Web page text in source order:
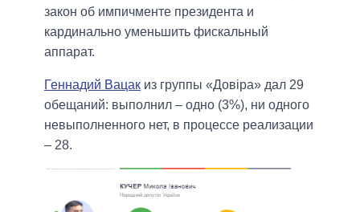
закон об импичменте президента и
кардинально уменьшить фискальный
аппарат.
Геннадий Вацак из группы «Довіра» дал 29
обещаний: выполнил – одно (3%), ни одного
невыполненного нет, в процессе реализации
– 28.